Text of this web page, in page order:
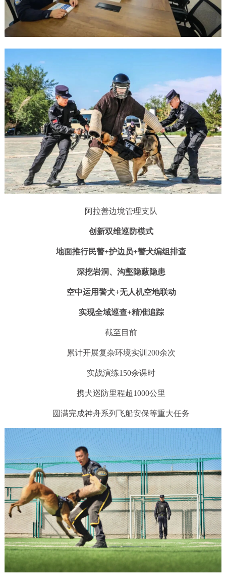
阿拉善边境管理支队
创新双维巡防模式
地面推行民警+护边员+警犬编组排查
深挖岩洞、沟壑隐蔽隐患
空中运用警犬+无人机空地联动
实现全域巡查+精准追踪
截至目前
累计开展复杂环境实训200余次
实战演练150余课时
携犬巡防里程超1000公里
圆满完成神舟系列飞船安保等重大任务